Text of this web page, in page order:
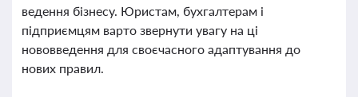
ведення бізнесу. Юристам, бухгалтерам і
підприємцям варто звернути увагу на ці
нововведення для своєчасного адаптування до
нових правил.